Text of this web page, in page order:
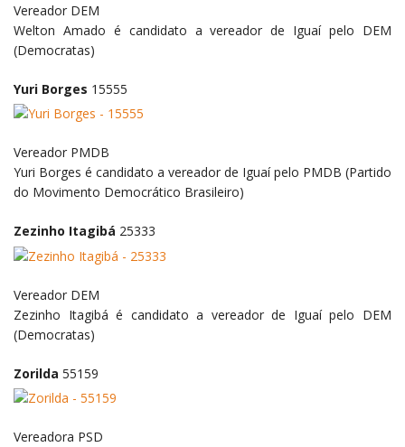
Vereador DEM
Welton Amado é candidato a vereador de Iguaí pelo DEM
(Democratas)
Yuri Borges 15555
Vereador PMDB
Yuri Borges é candidato a vereador de Iguaí pelo PMDB (Partido
do Movimento Democrático Brasileiro)
Zezinho Itagibá 25333
Vereador DEM
Zezinho Itagibá é candidato a vereador de Iguaí pelo DEM
(Democratas)
Zorilda 55159
Vereadora PSD